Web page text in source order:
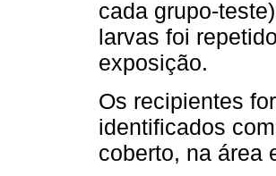
cada grupo-
larvas foi
exposição.
Os recipientes
identificados
coberto, na área